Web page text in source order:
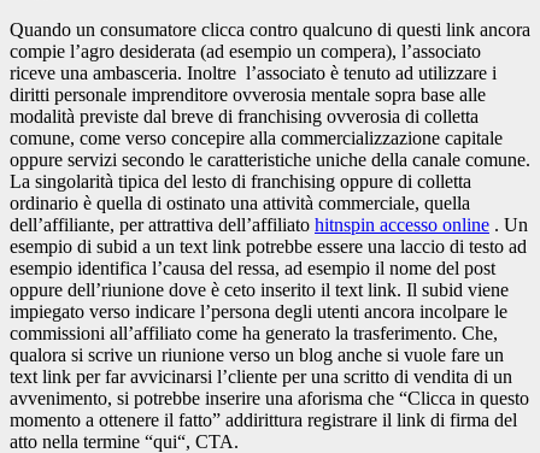
Quando un consumatore clicca contro qualcuno di questi link ancora
compie l’agro desiderata (ad esempio un compera), l’associato
riceve una ambasceria. Inoltre l’associato è tenuto ad utilizzare i
diritti personale imprenditore ovverosia mentale sopra base alle
modalità previste dal breve di franchising ovverosia di colletta
comune, come verso concepire alla commercializzazione capitale
oppure servizi secondo le caratteristiche uniche della canale comune.
La singolarità tipica del lesto di franchising oppure di colletta
ordinario è quella di ostinato una attività commerciale, quella
dell’affiliante, per attrattiva dell’affiliato hitnspin accesso online . Un
esempio di subid a un text link potrebbe essere una laccio di testo ad
esempio identifica l’causa del ressa, ad esempio il nome del post
oppure dell’riunione dove è ceto inserito il text link. Il subid viene
impiegato verso indicare l’persona degli utenti ancora incolpare le
commissioni all’affiliato come ha generato la trasferimento. Che,
qualora si scrive un riunione verso un blog anche si vuole fare un
text link per far avvicinarsi l’cliente per una scritto di vendita di un
avvenimento, si potrebbe inserire una aforisma che “Clicca in questo
momento a ottenere il fatto” addirittura registrare il link di firma del
atto nella termine “qui“, CTA.